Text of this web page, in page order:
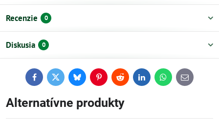
Recenzie 0
Diskusia 0
FacebookTwitterBlueskyPinterestReddit LinkedInWhatsApp
E-
mail
Alternatívne produkty